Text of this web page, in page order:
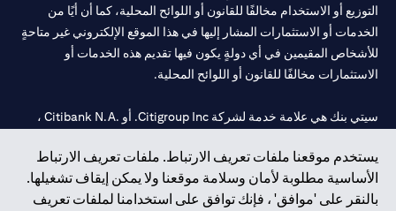
يستخدم موقعنا ملفات تعريف الارتباط. ملفات تعريف الارتباط
الأساسية مطلوبة لأمان وسلامة موقعنا ولا يمكن إيقاف تشغيلها.
بالنقر على 'موافق' ، فإنك توافق على استخدامنا لملفات تعريف
التوزيع أو الاستخدام مخالفًا للقانون أو اللوائح المحلية، كما أن أيًا من
الخدمات أو الاستثمارات المشار إليها في هذا الموقع الإلكتروني غير متاحةٍ
للأشخاص المقيمين في أي دولةٍ يكون فيها تقديم هذه الخدمات أو
الاستثمارات مخالفًا للقانون أو اللوائح المحلية.
سيتي بنك هي علامة خدمة لشركة Citigroup Inc. أو .Citibank N.A ،
سيتي بنك إن. إيه. الإمارات مسجل لدى مصرف الإمارات المركزي تحت
أرقام التراخيص 202563 لفرع الوصل في دبي، 531989 لفرع مول